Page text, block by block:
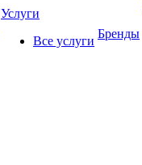
Услуги
Все услуги
Бренды